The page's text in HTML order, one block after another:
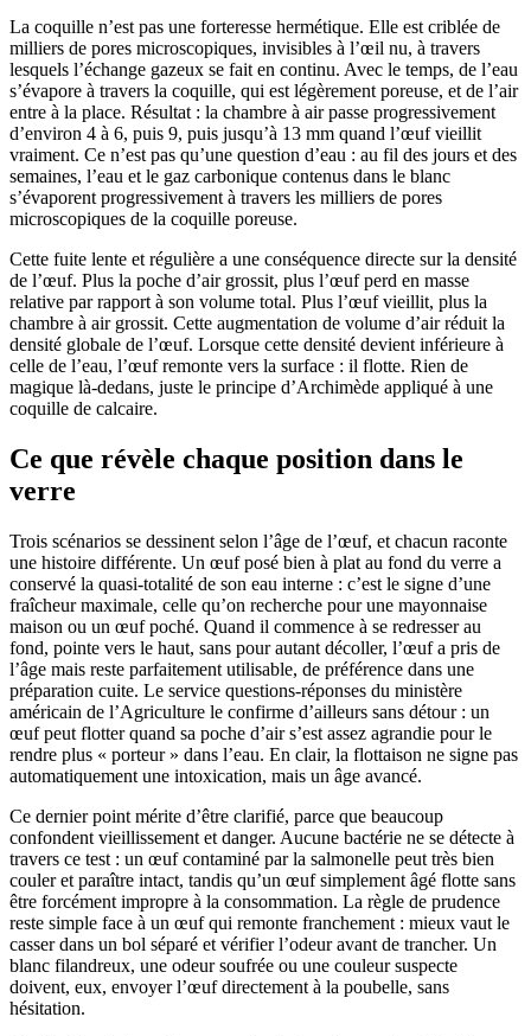
La coquille n’est pas une forteresse hermétique. Elle est criblée de
milliers de pores microscopiques, invisibles à l’œil nu, à travers
lesquels l’échange gazeux se fait en continu. Avec le temps, de l’eau
s’évapore à travers la coquille, qui est légèrement poreuse, et de l’air
entre à la place. Résultat : la chambre à air passe progressivement
d’environ 4 à 6, puis 9, puis jusqu’à 13 mm quand l’œuf vieillit
vraiment. Ce n’est pas qu’une question d’eau : au fil des jours et des
semaines, l’eau et le gaz carbonique contenus dans le blanc
s’évaporent progressivement à travers les milliers de pores
microscopiques de la coquille poreuse.
Cette fuite lente et régulière a une conséquence directe sur la densité
de l’œuf. Plus la poche d’air grossit, plus l’œuf perd en masse
relative par rapport à son volume total. Plus l’œuf vieillit, plus la
chambre à air grossit. Cette augmentation de volume d’air réduit la
densité globale de l’œuf. Lorsque cette densité devient inférieure à
celle de l’eau, l’œuf remonte vers la surface : il flotte. Rien de
magique là-dedans, juste le principe d’Archimède appliqué à une
coquille de calcaire.
Ce que révèle chaque position dans le
verre
Trois scénarios se dessinent selon l’âge de l’œuf, et chacun raconte
une histoire différente. Un œuf posé bien à plat au fond du verre a
conservé la quasi-totalité de son eau interne : c’est le signe d’une
fraîcheur maximale, celle qu’on recherche pour une mayonnaise
maison ou un œuf poché. Quand il commence à se redresser au
fond, pointe vers le haut, sans pour autant décoller, l’œuf a pris de
l’âge mais reste parfaitement utilisable, de préférence dans une
préparation cuite. Le service questions-réponses du ministère
américain de l’Agriculture le confirme d’ailleurs sans détour : un
œuf peut flotter quand sa poche d’air s’est assez agrandie pour le
rendre plus « porteur » dans l’eau. En clair, la flottaison ne signe pas
automatiquement une intoxication, mais un âge avancé.
Ce dernier point mérite d’être clarifié, parce que beaucoup
confondent vieillissement et danger. Aucune bactérie ne se détecte à
travers ce test : un œuf contaminé par la salmonelle peut très bien
couler et paraître intact, tandis qu’un œuf simplement âgé flotte sans
être forcément impropre à la consommation. La règle de prudence
reste simple face à un œuf qui remonte franchement : mieux vaut le
casser dans un bol séparé et vérifier l’odeur avant de trancher. Un
blanc filandreux, une odeur soufrée ou une couleur suspecte
doivent, eux, envoyer l’œuf directement à la poubelle, sans
hésitation.